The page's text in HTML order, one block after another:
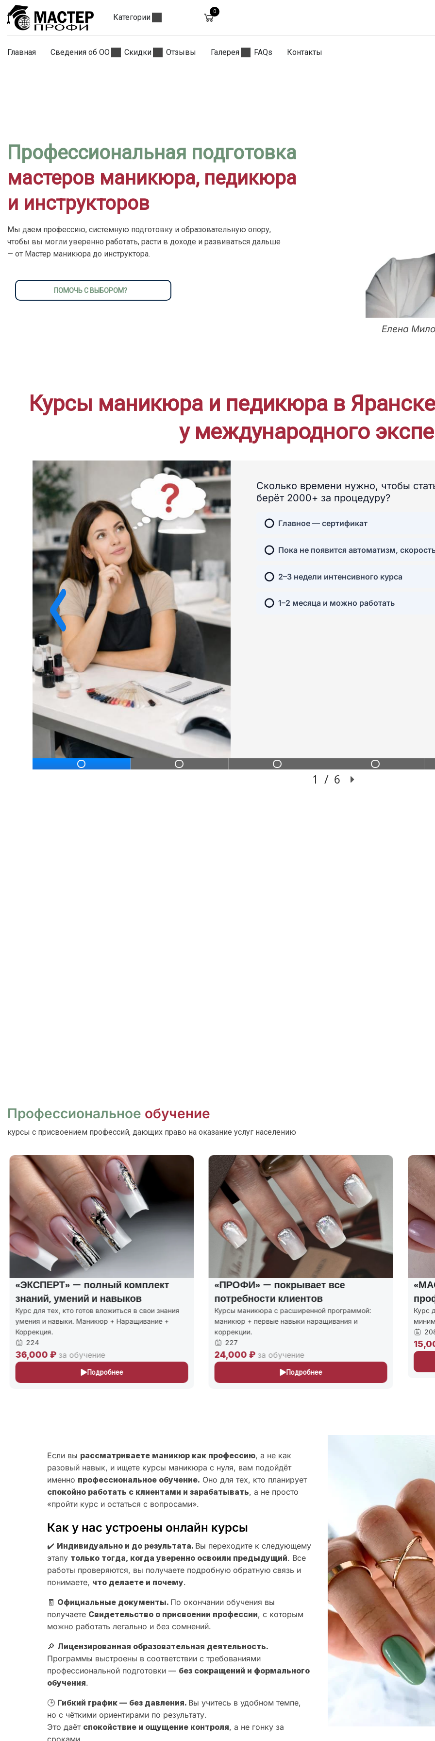
Категории
0
Главная Сведения об ОО Скидки Отзывы Галерея FAQs Контакты
Профессиональная подготовка
мастеров маникюра, педикюра
и инструкторов
Мы даем профессию, системную подготовку и образовательную опору,
чтобы вы могли уверенно работать, расти в доходе и развиваться дальше
— от Мастер маникюра до инструктора.
ПОМОЧЬ С ВЫБОРОМ?
Елена
Курсы маникюра и педикюра в
у международного
Профессиональное обучение
курсы с присвоением профессий, дающих право на оказание услуг населению
«ЭКСПЕРТ» — полный комплект
знаний, умений и навыков
Курс для тех, кто готов вложиться в свои знания
умения и навыки. Маникюр + Наращивание +
Коррекция.
224
36,000 ₽ за обучение
Подробнее
«ПРОФИ» — покрывает все
потребности клиентов
Курсы маникюра с расширенной программой:
маникюр + первые навыки наращивания и
коррекции.
227
24,000 ₽ за обучение
Подробнее
Курс
208
Если вы рассматриваете маникюр как профессию, а не как
разовый навык, и ищете курсы маникюра с нуля, вам подойдёт
именно профессиональное обучение. Оно для тех, кто планирует
спокойно работать с клиентами и зарабатывать, а не просто
«пройти курс и остаться с вопросами».
Как у нас устроены онлайн курсы
✔️ Индивидуально и до результата. Вы переходите к следующему
этапу только тогда, когда уверенно освоили предыдущий. Все
работы проверяются, вы получаете подробную обратную связь и
понимаете, что делаете и почему.
🧾 Официальные документы. По окончании обучения вы
получаете Свидетельство о присвоении профессии, с которым
можно работать легально и без сомнений.
🔎 Лицензированная образовательная деятельность.
Программы выстроены в соответствии с требованиями
профессиональной подготовки — без сокращений и формального
обучения.
🕒 Гибкий график — без давления. Вы учитесь в удобном темпе,
но с чёткими ориентирами по результату.
Это даёт спокойствие и ощущение контроля, а не гонку за